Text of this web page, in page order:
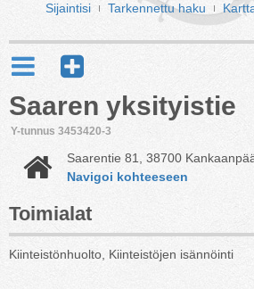
Sijaintisi Tarkennettu haku
Saaren yksityistie
Y-tunnus 3453420-3
Saarentie 81, 38700
Navigoi kohteeseen
Toimialat
Kiinteistönhuolto, Kiinteistöjen isännöinti